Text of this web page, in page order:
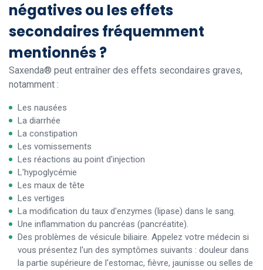
négatives ou les effets
secondaires fréquemment
mentionnés ?
Saxenda® peut entraîner des effets secondaires graves,
notamment :
Les nausées
La diarrhée
La constipation
Les vomissements
Les réactions au point d'injection
L'hypoglycémie
Les maux de tête
Les vertiges
La modification du taux d'enzymes (lipase) dans le sang.
Une inflammation du pancréas (pancréatite).
Des problèmes de vésicule biliaire. Appelez votre médecin si
vous présentez l'un des symptômes suivants : douleur dans
la partie supérieure de l'estomac, fièvre, jaunisse ou selles de